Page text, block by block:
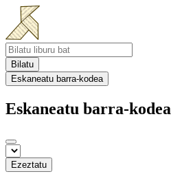
Bilatu
Eskaneatu barra-kodea
Eskaneatu barra-kodea
Ezeztatu